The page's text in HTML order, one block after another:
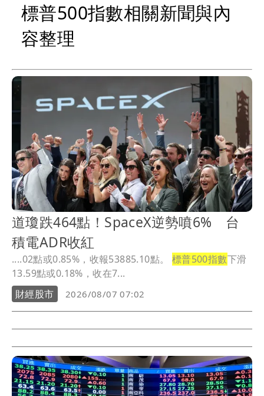
標普500指數相關新聞與內
容整理
道瓊跌464點！SpaceX逆勢噴6% 台
積電ADR收紅
....02點或0.85%，收報53885.10點。 標普500指數下滑
13.59點或0.18%，收在7...
財經股市
2026/08/07 07:02